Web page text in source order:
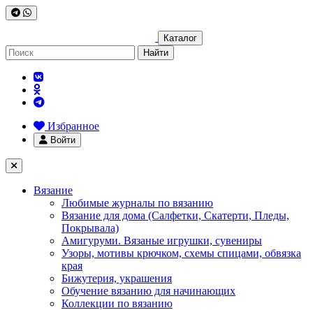
Каталог
Найти
Избранное
Войти
Вязание
Любимые журналы по вязанию
Вязание для дома (Салфетки, Скатерти, Пледы,
Покрывала)
Амигуруми. Вязаные игрушки, сувениры
Узоры, мотивы крючком, схемы спицами, обвязка
края
Бижутерия, украшения
Обучение вязанию для начинающих
Коллекции по вязанию